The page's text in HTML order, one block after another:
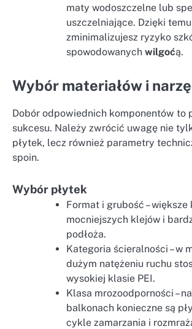
maty wodoszczelne lub
uszczelniające. Dzięki temu
zminimalizujesz ryzyko
spowodowanych wilgoćą.
Wybór materiałów i
Dobór odpowiednich komponentów to
sukcesu. Należy zwrócić uwagę nie
płytek, lecz również parametry
spoin.
Wybór płytek
Format i grubość –
mocniejszych klejów i
podłoża.
Kategoria ścieralności – w
dużym natężeniu ruchu
wysokiej klasie PEI.
Klasa mrozoodporności –
balkonach konieczne są
cykle zamarzania i